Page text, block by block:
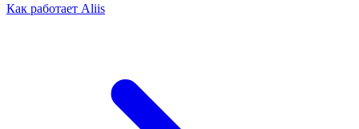
Как работает Aliis